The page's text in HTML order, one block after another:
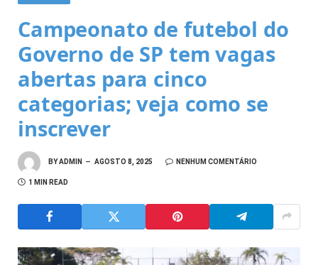
Campeonato de futebol do
Governo de SP tem vagas
abertas para cinco
categorias; veja como se
inscrever
BYADMIN AGOSTO 8, 2025 NENHUM COMENTÁRIO
1 MIN READ